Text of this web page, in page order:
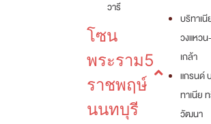
วารี
โซน
พระราม5
ราชพฤษ์
นนทบุรี
บริทาเนี
วงแหว
เกล้า
แกรนด์
ทาเนีย
วัฒนา